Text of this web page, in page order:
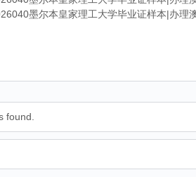
墨尔本皇家理工大学毕业证样本|办理
found.